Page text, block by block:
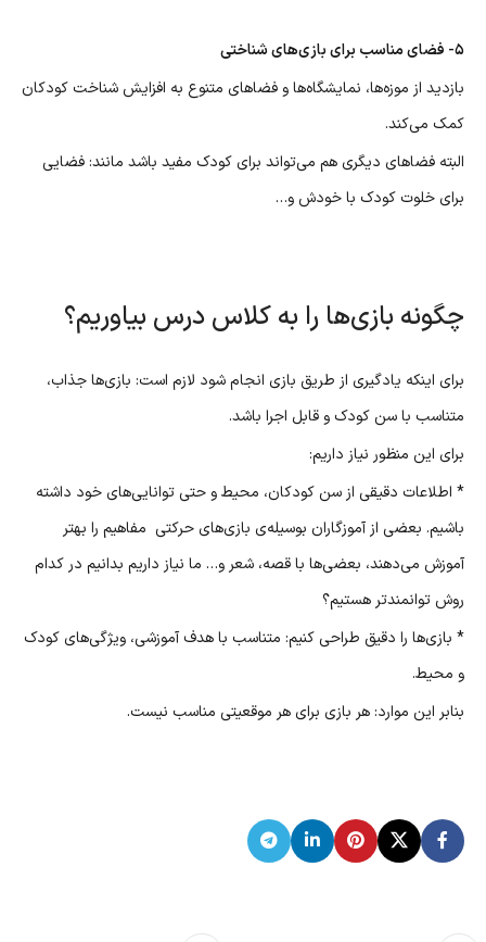
۵- فضای مناسب برای بازی‌های شناختی
بازدید از موزه‌ها، نمایشگاه‌ها و فضاهای متنوع به افزایش شناخت کودکان
کمک می‌کند.
البته فضاهای دیگری هم می‌تواند برای کودک مفید باشد مانند: فضایی
برای خلوت کودک با خودش و…
چگونه بازی‌ها را به کلاس درس بیاوریم؟
برای اینکه یادگیری از طریق بازی انجام شود لازم است: بازی‌ها جذاب،
متناسب با سن کودک و قابل اجرا باشد.
برای این منظور نیاز داریم:
* اطلاعات دقیقی از سن کودکان، محیط و حتی توانایی‌های خود داشته
باشیم. بعضی از آموزگاران بوسیله‌ی بازی‌های حرکتی مفاهیم را بهتر
آموزش می‌دهند، بعضی‌ها با قصه، شعر و… ما نیاز داریم بدانیم در کدام
روش توانمندتر هستیم؟
* بازی‌ها را دقیق طراحی کنیم: متناسب با هدف آموزشی، ویژگی‌های کودک
و محیط.
بنابر این موارد: هر بازی برای هر موقعیتی مناسب نیست.